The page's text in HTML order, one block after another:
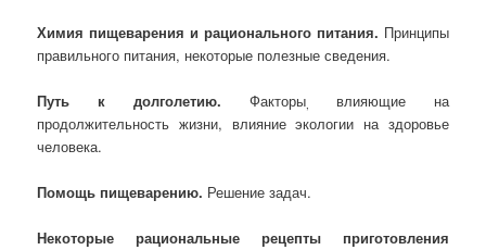
Химия пищеварения и рационального питания. Принципы
правильного питания, некоторые полезные сведения.
Путь к долголетию. Факторы, влияющие на
продолжительность жизни, влияние экологии на здоровье
человека.
Помощь пищеварению. Решение задач.
Некоторые рациональные рецепты приготовления